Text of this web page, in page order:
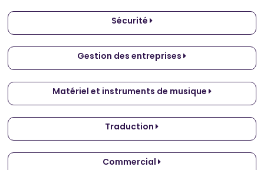
Sécurité
Gestion des entreprises
Matériel et instruments de musique
Traduction
Commercial